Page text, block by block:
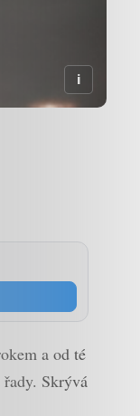
a od té
Skrývá